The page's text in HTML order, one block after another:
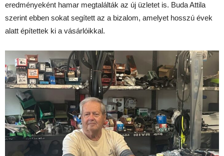
eredményeként hamar megtalálták az új üzletet is. Buda Attila
szerint ebben sokat segített az a bizalom, amelyet hosszú évek
alatt építettek ki a vásárlóikkal.